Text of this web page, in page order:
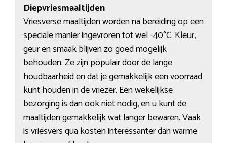
Diepvriesmaaltijden
Vriesverse maaltijden worden na bereiding op een
speciale manier ingevroren tot wel -40°C. Kleur,
geur en smaak blijven zo goed mogelijk
behouden. Ze zijn populair door de lange
houdbaarheid en dat je gemakkelijk een voorraad
kunt houden in de vriezer. Een wekelijkse
bezorging is dan ook niet nodig, en u kunt de
maaltijden gemakkelijk wat langer bewaren. Vaak
is vriesvers qua kosten interessanter dan warme